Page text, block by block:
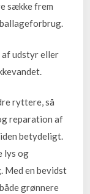
sække frem
udstyr eller
ryttere, så
reparation af
betydeligt.
lys og
Med en bevidst
grønnere